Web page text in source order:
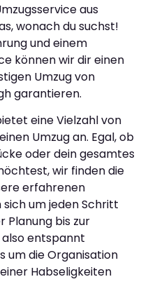
aus
wonach du suchst!
und einem
können wir dir einen
Umzug von
garantieren.
eine Vielzahl von
Umzug an. Egal, ob
oder dein gesamtes
wir finden die
erfahrenen
um jeden Schritt
Planung bis zur
entspannt
um die Organisation
Habseligkeiten